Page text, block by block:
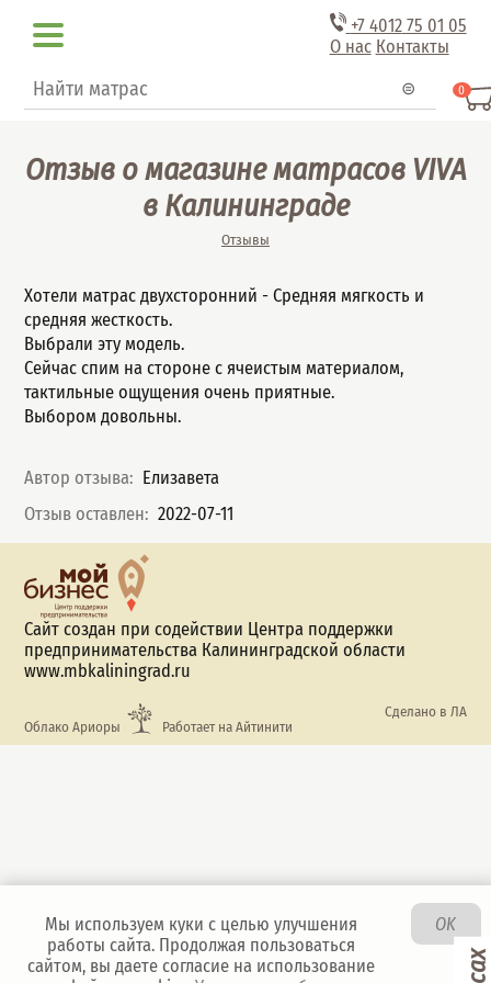
+7 401275 01 05
О нас Контакты
Форма поиска
Поиск 0
Отзыв о магазине матрасов VIVA
в Калининграде
Вы здесь
Отзывы
Хотели матрас двухсторонний - Средняя мягкость и
средняя жесткость.
Выбрали эту модель.
Сейчас спим на стороне с ячеистым материалом,
тактильные ощущения очень приятные.
Выбором довольны.
Автор отзыва: Елизавета
Отзыв оставлен: 2022-07-11
Сайт создан при содействии Центра поддержки
предпринимательства Калининградской области
www.mbkaliningrad.ru
Облако Ариоры Работает на Айтинити
Сделано в ЛА
Мы используем куки с целью улучшения
работы сайта. Продолжая пользоваться
сайтом, вы даете согласие на использование
OK